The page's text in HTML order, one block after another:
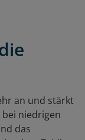
an und stärkt
bei niedrigen
das